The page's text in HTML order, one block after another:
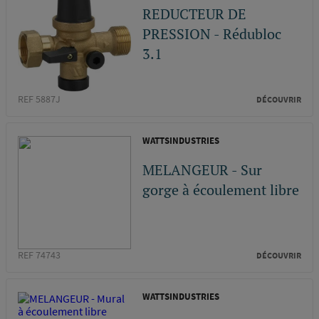
REDUCTEUR DE
PRESSION - Rédubloc
3.1
REF 5887J DÉCOUVRIR
WATTSINDUSTRIES
MELANGEUR - Sur
gorge à écoulement libre
REF 74743 DÉCOUVRIR
WATTSINDUSTRIES